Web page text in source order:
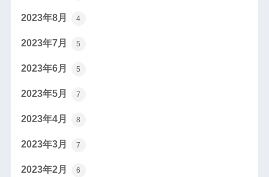
2023年8月 4
2023年7月 5
2023年6月 5
2023年5月 7
2023年4月 8
2023年3月 7
2023年2月 6